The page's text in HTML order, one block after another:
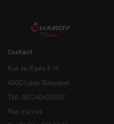
Contact
Rue de l’Epée 8-14
4000 Liège (Belgique)
TVA : BE0404255517
Plan d'accès